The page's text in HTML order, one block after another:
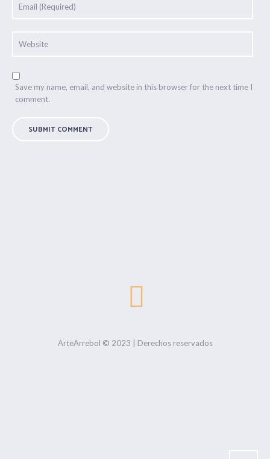
Save my name, email, and website in this browser for the next time I
comment.
ArteArrebol © 2023 | Derechos reservados